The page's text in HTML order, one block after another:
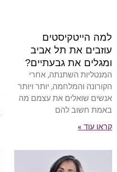
למה הייטקיסטים
עוזבים את תל אביב
ומגלים את גבעתיים?
המנטליות השתנתה, אחרי
הקורונה והמלחמה, יותר ויותר
אנשים שואלים את עצמם מה
באמת חשוב להם
קראו עוד »